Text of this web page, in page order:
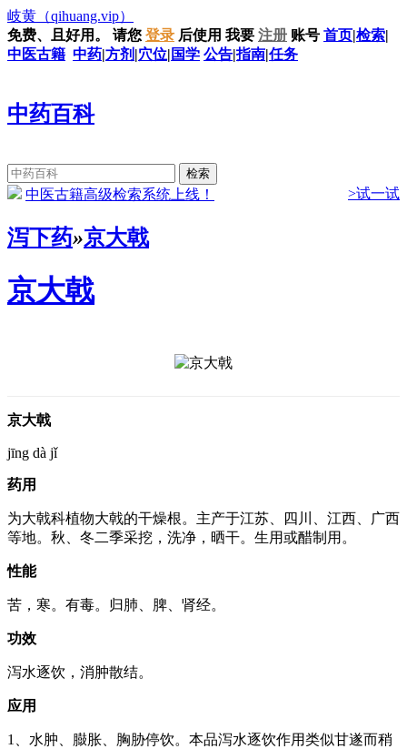
岐黄 （qihuang.vip）
免费、且好用。
请您 登录 后使用 我要 注册 账号 首页|检索|
中医古籍 中药|方剂 |穴位| 国学 公告|指南|任务
中药百科
中医古籍高级检索系统上线！ >试一试
泻下药»京大戟
京大戟
京大戟
jīng dà jǐ
药用
为大戟科植物大戟的干燥根。主产于江苏、四川、江西、广西
等地。秋、冬二季采挖，洗净，晒干。生用或醋制用。
性能
苦，寒。有毒。归肺、脾、肾经。
功效
泻水逐饮，消肿散结。
应用
1、水肿、臌胀、胸胁停饮。本品泻水逐饮作用类似甘遂而稍